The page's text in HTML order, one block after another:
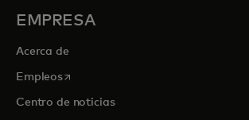
EMPRESA
Acerca de
Empleosse abre en una pestaña nueva
Centro de noticias